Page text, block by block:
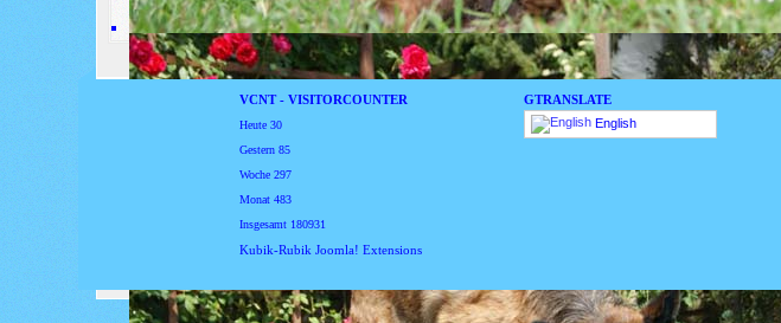
VCNT - VISITORCOUNTER
Heute 30
Gestern 85
Woche 297
Monat 483
Insgesamt 180931
Kubik-Rubik Joomla! Extensions
GTRANSLATE
English